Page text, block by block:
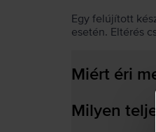
Egy felújított
esetén. Eltérés
Miért éri
Milyen